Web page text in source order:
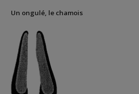
Un ongulé, le chamois